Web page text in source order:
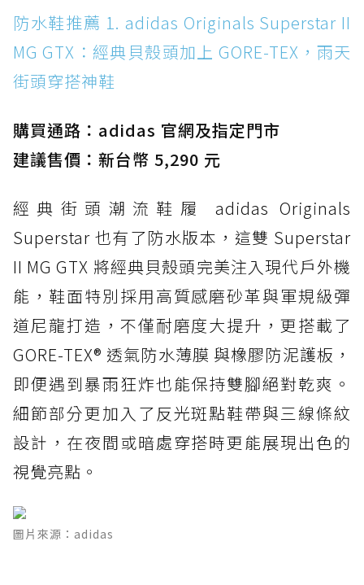
防水鞋推薦 1. adidas Originals Superstar II
MG GTX：經典貝殼頭加上 GORE-TEX，雨天街
頭穿搭神鞋
防水鞋推薦 2. New Balance Hierro v9 GORE-
防水鞋推薦 3. Nike Dunk Low GORE-TEX：
經典 Dunk 輪廓加上防水科技，雨天穿搭帥度不
打折
防水鞋推薦 4. ASICS TRABUCO 14 GTX：搭
載 GORE-TEX 隱形貼合科技，全方位防水神鞋
防水鞋推薦 5. Salomon XT-6 GORE-TEX：潮
人必備山系鞋王！防滑、防水與街頭顏值一次攻
頂
防水鞋推薦 6. HOKA Stinson Evo GTX：越野
復刻厚底，GORE-TEX 防水與增高神器一次滿
防水鞋推薦 7. Timberland Motion Access：
黃靴同級頂級防水，輕量化工裝健走鞋雨天必備
防水鞋推薦 7. Timberland Motion Access：
黃靴同級頂級防水，輕量化工裝健走鞋雨天必備
GTX：搭載 Vibram 黃金大底與 GORE-TEX 的
日系街頭潮鞋
防水鞋推薦 1. adidas Originals Superstar II
MG GTX：經典貝殼頭加上 GORE-TEX，雨天
街頭穿搭神鞋
購買通路：adidas 官網及指定門市
建議售價：新台幣 5,290 元
經典街頭潮流鞋履 adidas Originals
Superstar 也有了防水版本，這雙 Superstar
II MG GTX 將經典貝殼頭完美注入現代戶外機
能，鞋面特別採用高質感磨砂革與軍規級彈
道尼龍打造，不僅耐磨度大提升，更搭載了
GORE-TEX® 透氣防水薄膜 與橡膠防泥護板，
即便遇到暴雨狂炸也能保持雙腳絕對乾爽。
細節部分更加入了反光斑點鞋帶與三線條紋
設計，在夜間或暗處穿搭時更能展現出色的
視覺亮點。
圖片來源：adidas